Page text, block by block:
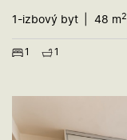
1-izbový byt
48 m2
1 1